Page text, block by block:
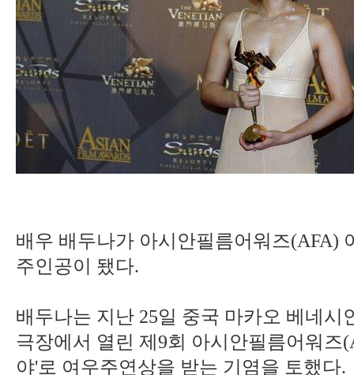
배우 배두나가 아시안필름어워즈(AFA)
주인공이 됐다.
배두나는 지난 25일 중국 마카오 베네시
극장에서 열린 제9회 아시안필름어워즈
야'로 여우주연상을 받는 기염을 토했다.